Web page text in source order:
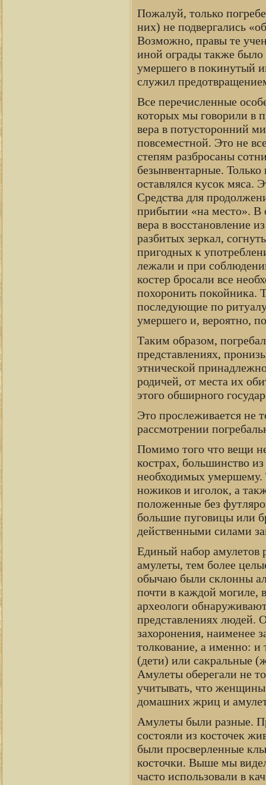
Пожалуй, только
них) не подвергались
Возможно, правы те
иной ограды также
умершего в покинутый
служил
Все перечисленные
которых мы говорили в
вера в потусторонний
повсеместной. Это не
степям разбросаны
безынвентарные.
оставлялся кусок мяса.
Средства для
прибытии «на место». В
вера в восстановление
разбитых зеркал,
пригодных к
лежали и при
костер бросали все
похоронить покойника.
последующие по
умершего и, вероятно,
Таким образом,
представлениях,
этнической
родичей, от места их
этого обширного
Это прослеживается не
рассмотрении
Помимо того что вещи
кострах, большинство
необходимых умершему.
ножиков и иголок, а
положенные без
большие пуговицы или
действенными силами
Единый набор амулетов
амулеты, тем более
обычаю были склонны
почти в каждой могиле,
археологи
представлениях людей.
захоронения, наименее
толкование, а именно: и
(дети) или сакральные
Амулеты оберегали не
учитывать, что женщины
домашних жриц и
Амулеты были разные.
состояли из косточек
были просверленные
косточки. Выше мы
часто использовали в